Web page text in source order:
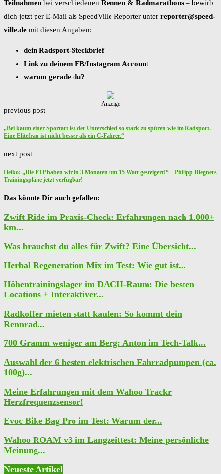
Teilnahmen bei verschiedenen Rennen & Radmarathons – bewirb
dich jetzt per E-Mail als SpeedVille Reporter unter reporter@speed-
ville.de mit diesen Angaben:
dein Radsport-Steckbrief
Link zu deinem FB/Instagram Account
warum gerade du?
Anzeige
previous post
„Bei kaum einer Sportart ist der Unterschied so stark zu spüren wie im Radsport.
Eine Elitefrau ist nicht besser als ein C-Fahrer.“
next post
Heiko: „Die FTP haben wir in 3 Monaten um 15 Watt gesteigert!“ – Philipp Diegners
Trainingspläne jetzt verfügbar!
Das könnte Dir auch gefallen:
Zwift Ride im Praxis-Check: Erfahrungen nach 1.000+
km...
Was brauchst du alles für Zwift? Eine Übersicht...
Herbal Regeneration Mix im Test: Wie gut ist...
Höhentrainingslager im DACH-Raum: Die besten
Locations + Interaktiver...
Radkoffer mieten statt kaufen: So kommt dein
Rennrad...
700 Gramm weniger am Berg: Anton im Tech-Talk...
Auswahl der 6 besten elektrischen Fahrradpumpen (ca.
100g)...
Meine Erfahrungen mit dem Wahoo Trackr
Herzfrequenzsensor!
Evoc Bike Bag Pro im Test: Warum der...
Wahoo ROAM v3 im Langzeittest: Meine persönliche
Meinung...
Neueste Artikel